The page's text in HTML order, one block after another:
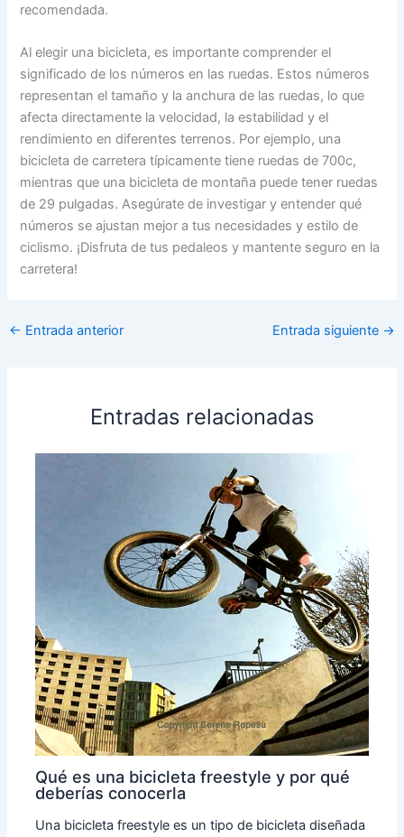
recomendada.
Al elegir una bicicleta, es importante comprender el
significado de los números en las ruedas. Estos números
representan el tamaño y la anchura de las ruedas, lo que
afecta directamente la velocidad, la estabilidad y el
rendimiento en diferentes terrenos. Por ejemplo, una
bicicleta de carretera típicamente tiene ruedas de 700c,
mientras que una bicicleta de montaña puede tener ruedas
de 29 pulgadas. Asegúrate de investigar y entender qué
números se ajustan mejor a tus necesidades y estilo de
ciclismo. ¡Disfruta de tus pedaleos y mantente seguro en la
carretera!
← Entrada anterior Entrada siguiente →
Entradas relacionadas
Qué es una bicicleta freestyle y por qué
deberías conocerla
Una bicicleta freestyle es un tipo de bicicleta diseñada